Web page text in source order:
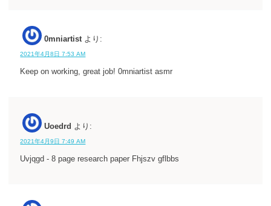
0mniartist より:
2021年4月8日 7:53 AM
Keep on working, great job! 0mniartist asmr
Uoedrd より:
2021年4月9日 7:49 AM
Uvjqgd - 8 page research paper Fhjszv gflbbs